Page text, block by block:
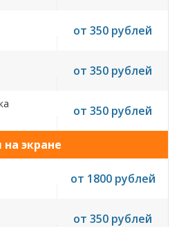
от 350 рублей
от 350 рублей
от 350 рублей
экране
от 1800 рублей
от 350 рублей